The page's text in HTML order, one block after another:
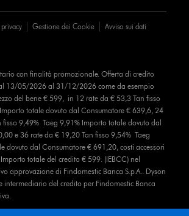
Gestione dei Cookie Avviso sui dati
con finalità promozionale. Offerta di credito
13/05/2026 al 31/12/2026 come da esempio
del bene € 599, in 12 rate da € 53,3 Tan fisso
totale dovuto dal Consumatore € 639,6, 24
9,49% Taeg 9,91% Importo totale dovuto dal
e 36 rate da € 19,20 Tan fisso 9,54% Taeg
dovuto dal Consumatore € 691,20, costi accessori
totale del credito € 599. (IEBCC) nel
approvazione di Findomestic Banca S.p.A.. Dyson
intermediario del credito per Findomestic Banca